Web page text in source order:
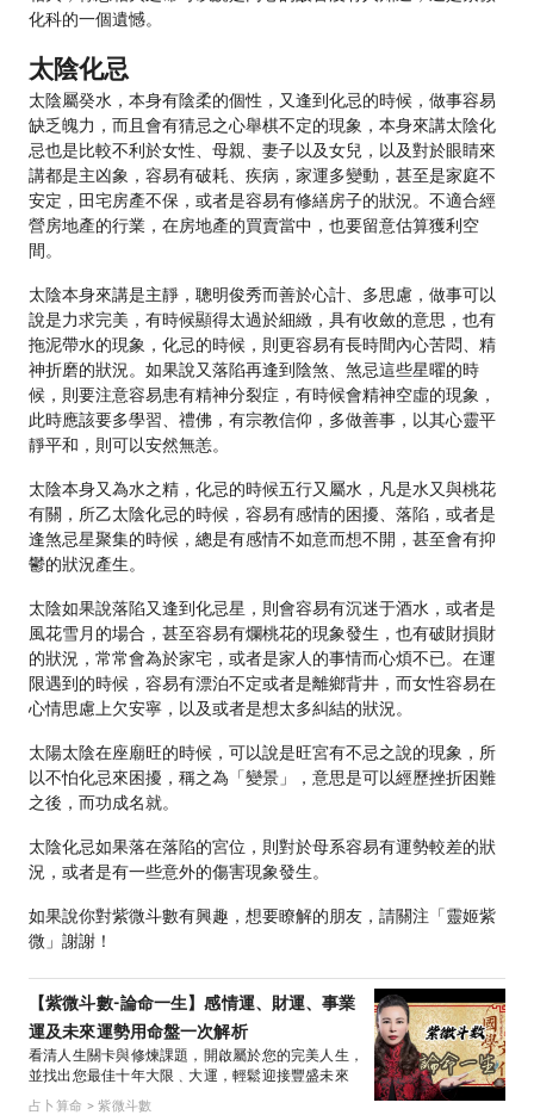
化科的一個遺憾。
太陰化忌
太陰屬癸水，本身有陰柔的個性，又逢到化忌的時候，做事容易
缺乏魄力，而且會有猜忌之心舉棋不定的現象，本身來講太陰化
忌也是比較不利於女性、母親、妻子以及女兒，以及對於眼睛來
講都是主凶象，容易有破耗、疾病，家運多變動，甚至是家庭不
安定，田宅房產不保，或者是容易有修繕房子的狀況。不適合經
營房地產的行業，在房地產的買賣當中，也要留意估算獲利空
間。
太陰本身來講是主靜，聰明俊秀而善於心計、多思慮，做事可以
說是力求完美，有時候顯得太過於細緻，具有收斂的意思，也有
拖泥帶水的現象，化忌的時候，則更容易有長時間內心苦悶、精
神折磨的狀況。如果說又落陷再逢到陰煞、煞忌這些星曜的時
候，則要注意容易患有精神分裂症，有時候會精神空虛的現象，
此時應該要多學習、禮佛，有宗教信仰，多做善事，以其心靈平
靜平和，則可以安然無恙。
太陰本身又為水之精，化忌的時候五行又屬水，凡是水又與桃花
有關，所乙太陰化忌的時候，容易有感情的困擾、落陷，或者是
逢煞忌星聚集的時候，總是有感情不如意而想不開，甚至會有抑
鬱的狀況產生。
太陰如果說落陷又逢到化忌星，則會容易有沉迷于酒水，或者是
風花雪月的場合，甚至容易有爛桃花的現象發生，也有破財損財
的狀況，常常會為於家宅，或者是家人的事情而心煩不已。在運
限遇到的時候，容易有漂泊不定或者是離鄉背井，而女性容易在
心情思慮上欠安寧，以及或者是想太多糾結的狀況。
太陽太陰在座廟旺的時候，可以說是旺宮有不忌之說的現象，所
以不怕化忌來困擾，稱之為「變景」，意思是可以經歷挫折困難
之後，而功成名就。
太陰化忌如果落在落陷的宮位，則對於母系容易有運勢較差的狀
況，或者是有一些意外的傷害現象發生。
如果說你對紫微斗數有興趣，想要瞭解的朋友，請關注「靈姬紫
微」謝謝！
【紫微斗數-論命一生】感情運、財運、事業
運及未來運勢用命盤一次解析
看清人生關卡與修煉課題，開啟屬於您的完美人生，
並找出您最佳十年大限﹑大運，輕鬆迎接豐盛未來
占卜算命 > 紫微斗數